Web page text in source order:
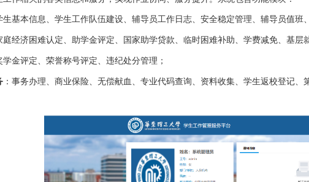
生基本信息、学生工作队伍建设、辅导员工作日志、安全稳定管理、辅导员值班
庭经济困难认定、助学金评定、国家助学贷款、临时困难补助、学费减免、基层
学金评定、荣誉称号评定、违纪处分管理；
：事务办理、商业保险、无偿献血、专业代码查询 资料收集、学生返校登记、